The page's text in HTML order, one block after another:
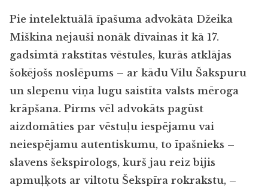
Pie intelektuālā īpašuma advokāta Džeika
Miškina nejauši nonāk dīvainas it kā 17.
gadsimtā rakstītas vēstules, kurās atklājas
šokējošs noslēpums – ar kādu Vilu Šakspuru
un slepenu viņa lugu saistīta valsts mēroga
krāpšana. Pirms vēl advokāts pagūst
aizdomāties par vēstuļu iespējamu vai
neiespējamu autentiskumu, to īpašnieks –
slavens šekspirologs, kurš jau reiz bijis
apmuļķots ar viltotu Šekspīra rokrakstu, –